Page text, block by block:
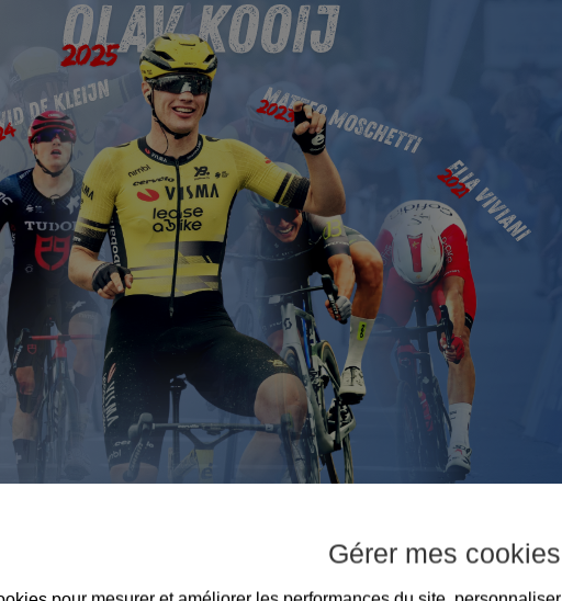
Gérer mes cookies